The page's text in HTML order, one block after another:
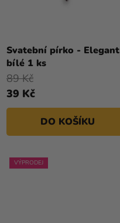
Svatební pírko - Elegant
bílé 1 ks
39 Kč
89 Kč
DO KOŠÍKU
VÝPRODEJ